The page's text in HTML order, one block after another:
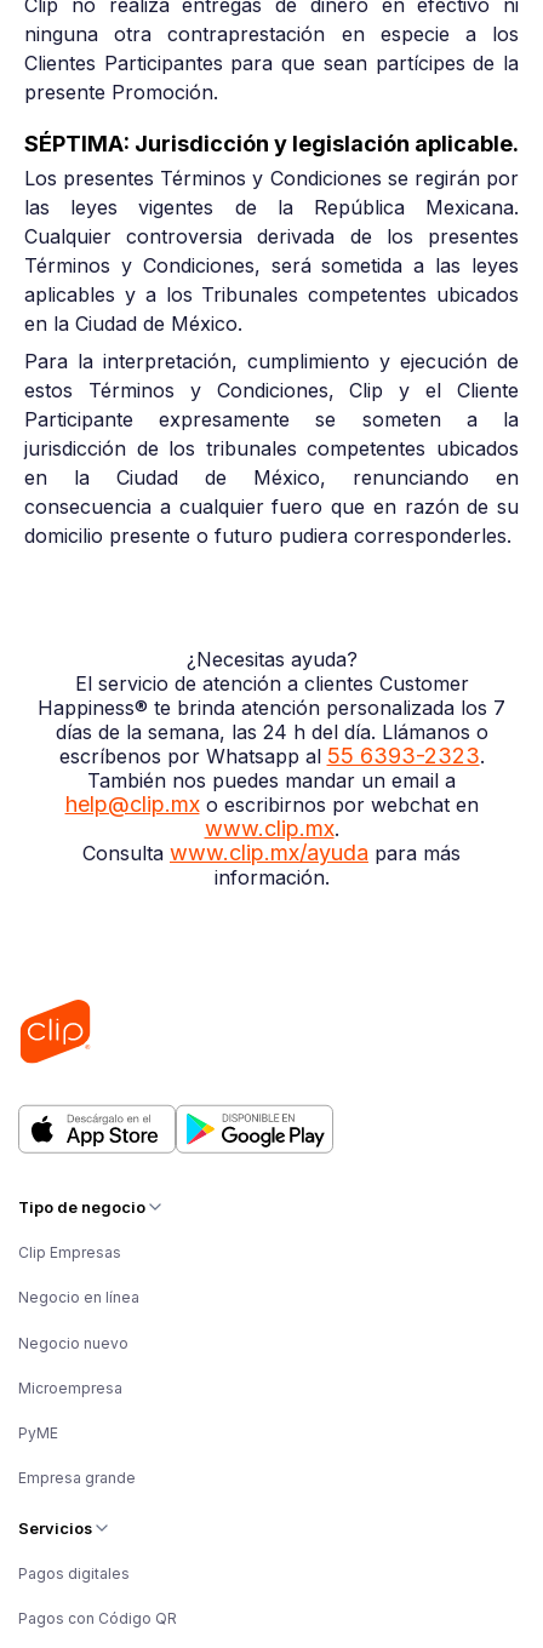
Clip no realiza entregas de dinero en efectivo ni
ninguna otra contraprestación en especie a los
Clientes Participantes para que sean partícipes de la
presente Promoción.
SÉPTIMA: Jurisdicción y legislación aplicable.
Los presentes Términos y Condiciones se regirán por
las leyes vigentes de la República Mexicana.
Cualquier controversia derivada de los presentes
Términos y Condiciones, será sometida a las leyes
aplicables y a los Tribunales competentes ubicados
en la Ciudad de México.
Para la interpretación, cumplimiento y ejecución de
estos Términos y Condiciones, Clip y el Cliente
Participante expresamente se someten a la
jurisdicción de los tribunales competentes ubicados
en la Ciudad de México, renunciando en
consecuencia a cualquier fuero que en razón de su
domicilio presente o futuro pudiera corresponderles.
¿Necesitas ayuda?
El servicio de atención a clientes Customer
Happiness® te brinda atención personalizada los 7
días de la semana, las 24 h del día. Llámanos o
escríbenos por Whatsapp al 55 6393-2323.
También nos puedes mandar un email a
help@clip.mxo escribirnos por webchat en
www.clip.mx.
Consulta www.clip.mx/ayuda para más
información.
Servicios
Pagos digitales
Pagos con Código QR
Tipo de negocio
Clip Empresas
Negocio en línea
Negocio nuevo
Microempresa
PyME
Empresa grande